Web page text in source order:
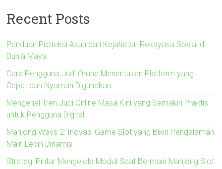
Recent Posts
Panduan Proteksi Akun dari Kejahatan Rekayasa Sosial di
Dunia Maya
Cara Pengguna Judi Online Menentukan Platform yang
Cepat dan Nyaman Digunakan
Mengenal Tren Judi Online Masa Kini yang Semakin Praktis
untuk Pengguna Digital
Mahjong Ways 2: Inovasi Game Slot yang Bikin Pengalaman
Main Lebih Dinamis
Strategi Pintar Mengelola Modal Saat Bermain Mahjong Slot